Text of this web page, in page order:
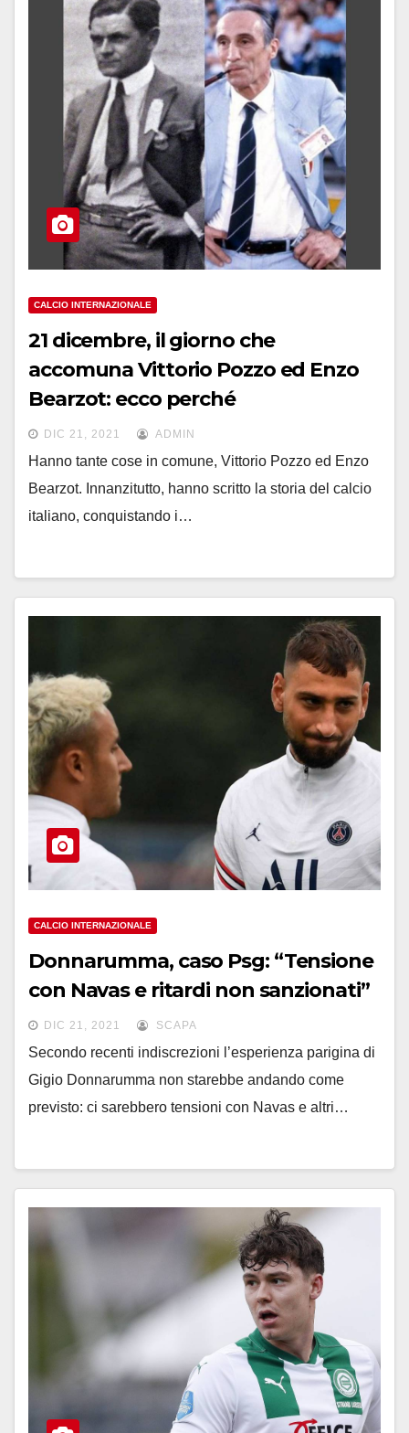
CALCIO INTERNAZIONALE
21 dicembre, il giorno che
accomuna Vittorio Pozzo ed Enzo
Bearzot: ecco perché
DIC 21, 2021 ADMIN
Hanno tante cose in comune, Vittorio Pozzo ed Enzo
Bearzot. Innanzitutto, hanno scritto la storia del calcio
italiano, conquistando i…
CALCIO INTERNAZIONALE
Donnarumma, caso Psg: “Tensione
con Navas e ritardi non sanzionati”
DIC 21, 2021 SCAPA
Secondo recenti indiscrezioni l’esperienza parigina di
Gigio Donnarumma non starebbe andando come
previsto: ci sarebbero tensioni con Navas e altri…